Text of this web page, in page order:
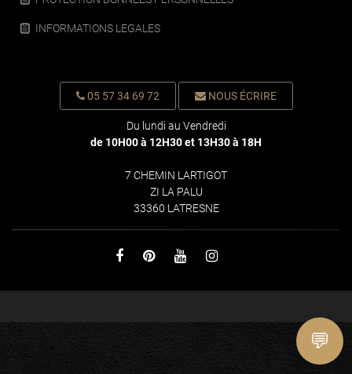
INFORMATIONS LEGALES
05 57 34 69 72 NOUS ÉCRIRE
Du lundi au Vendredi
de 10H00 à 12H30 et 13H30 à 18H
7 CHEMIN LARTIGOT
ZI LA PALU
33360 LATRESNE
💬